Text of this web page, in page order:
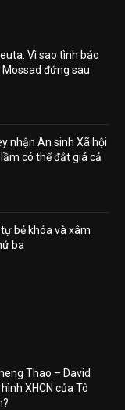
Vì sao tình báo
đứng sau
nhận An sinh Xã hội
có thể đắt giá cả
bẻ khóa và xâm
ba
Thao – David
XHCN của Tô